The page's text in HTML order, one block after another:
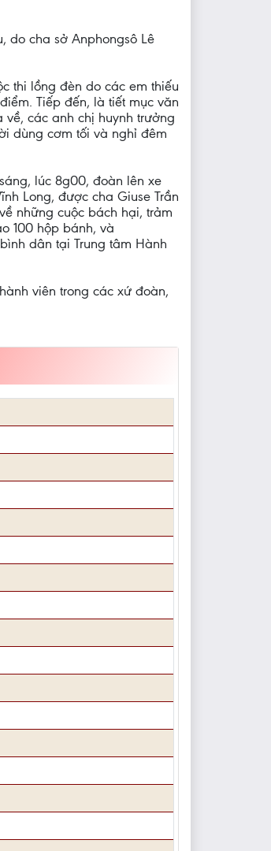
do cha sở Anphongsô Lê
thi lồng đèn do các em thiếu
Tiếp đến, là tiết mục văn
các anh chị huynh trưởng
dùng cơm tối và nghỉ đêm
lúc 8g00, đoàn lên xe
Long, được cha Giuse Trần
những cuộc bách hại, trảm
100 hộp bánh, và
dân tại Trung tâm Hành
viên trong các xứ đoàn,